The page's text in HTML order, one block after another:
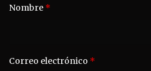
Nombre *
Correo electrónico *